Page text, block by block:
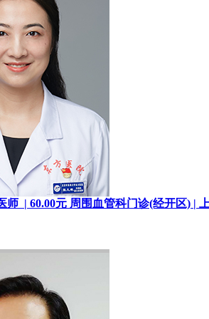
师 | 60.00元 周围血管科门诊(经开区) |